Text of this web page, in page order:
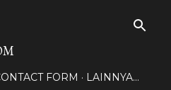
FORM LAINNYA…